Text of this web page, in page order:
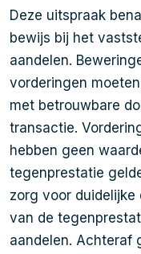
Deze uitspraak
bewijs bij het
aandelen.
vorderingen
met betrouwbare
transactie.
hebben geen
tegenprestatie
zorg voor
van de
aandelen. Achteraf